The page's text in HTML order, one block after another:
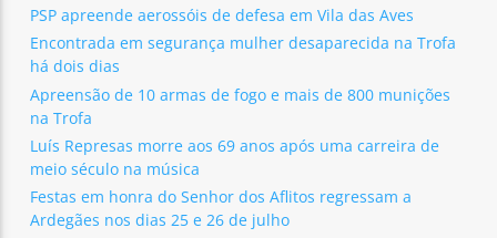
PSP apreende aerossóis de defesa em Vila das Aves
Encontrada em segurança mulher desaparecida na Trofa
há dois dias
Apreensão de 10 armas de fogo e mais de 800 munições
na Trofa
Luís Represas morre aos 69 anos após uma carreira de
meio século na música
Festas em honra do Senhor dos Aflitos regressam a
Ardegães nos dias 25 e 26 de julho